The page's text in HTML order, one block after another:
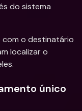
do sistema
com o destinatário
localizar o
único